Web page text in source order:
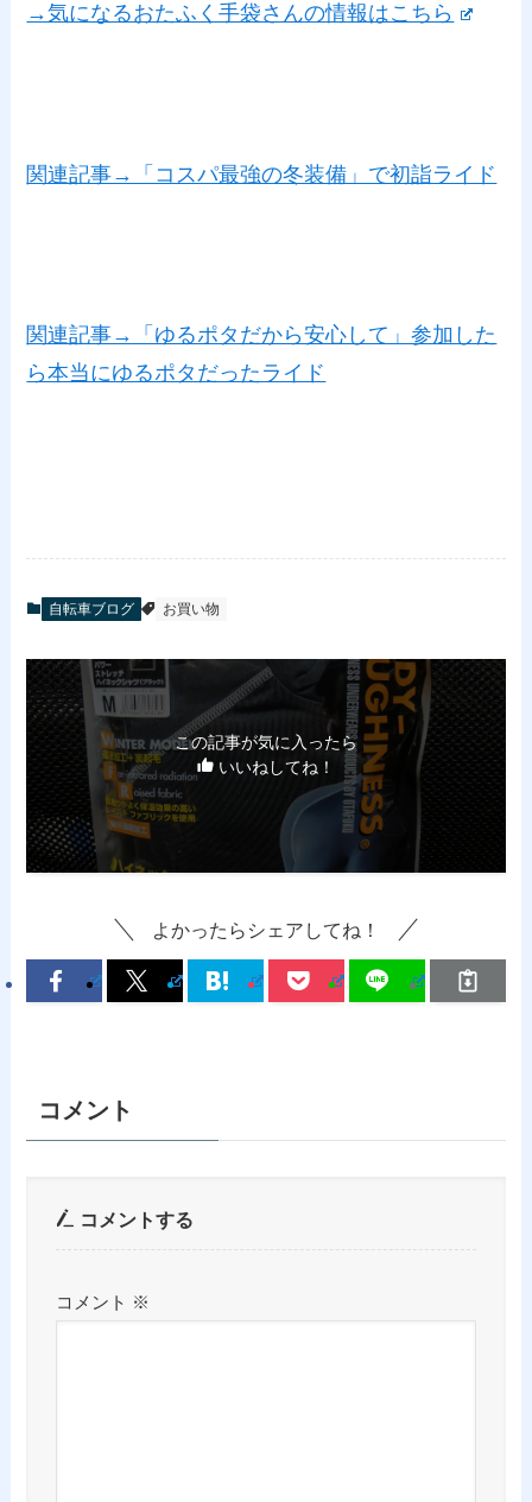
→気になるおたふく手袋さんの情報はこちら
関連記事→「コスパ最強の冬装備」で初詣ライド
関連記事→「ゆるポタだから安心して」参加した
ら本当にゆるポタだったライド
自転車ブログ お買い物
この記事が気に入ったら
いいねしてね！
よかったらシェアしてね！
コメント
コメントする
コメント ※